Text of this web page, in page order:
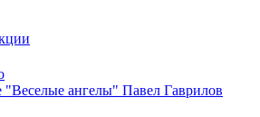
"Веселые ангелы" Павел Гаврилов